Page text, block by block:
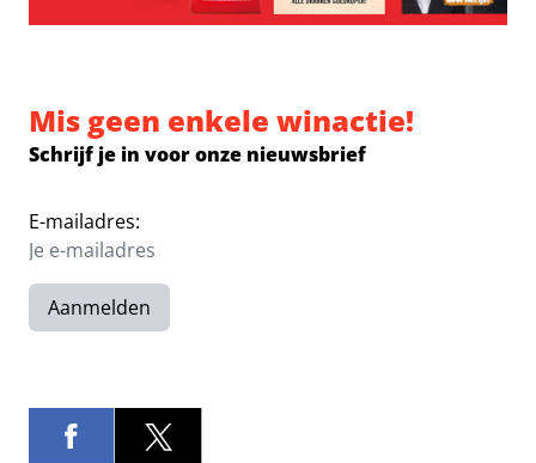
Mis geen enkele winactie!
Schrijf je in voor onze nieuwsbrief
E-mailadres:
Aanmelden